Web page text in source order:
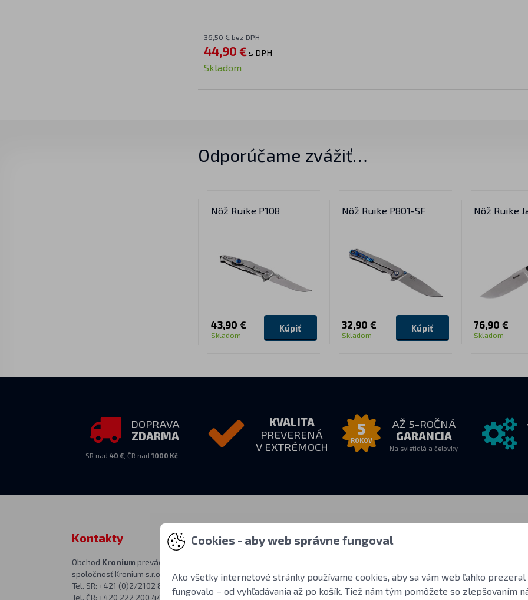
36,50 € bez DPH
44,90 €s DPH
Skladom
Odporúčame zvážiť…
Nôž Ruike P108
43,90 €
Skladom
Kúpiť
Nôž Ruike P801-SF
32,90 €
Skladom
Kúpiť
Nôž Ruike
76,90 €
Skladom
DOPRAVA
ZDARMA
SR nad40 € , ČR nad1000 Kč
KVALITA
PREVERENÁ
V EXTRÉMOCH
5
ROKOV
AŽ 5-ROČNÁ
GARANCIA
Na svietidlá a čelovky
Kontakty
Obchod Kronium prevádzkuje
spoločnosť Kronium s.r.o.
Tel. SR: +421 (0)2/2102 8626
Tel. ČR: +420 222 200 444
Zastihnete nás
Adresa predajne:
Rímská 20
Všetko o nákupe
Obchodné podmienky
Vrátenie tovaru
Často kladené
Norma ANSI FL
Cookies - aby web správne fungoval
Ako všetky internetové stránky používame cookies, aby sa vám web ľahko
fungovalo – od vyhľadávania až po košík. Tiež nám tým pomôžete so zlepšovaním